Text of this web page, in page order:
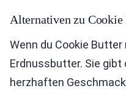
Alternativen zu Cookie
Wenn du Cookie
Erdnussbutter. Sie gibt
herzhaften